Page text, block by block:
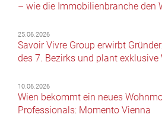
– wie die Immobilienbranche den
25.06.2026
Savoir Vivre Group erwirbt
des 7. Bezirks und plant
10.06.2026
Wien bekommt ein neues
Professionals: Momento Vienna